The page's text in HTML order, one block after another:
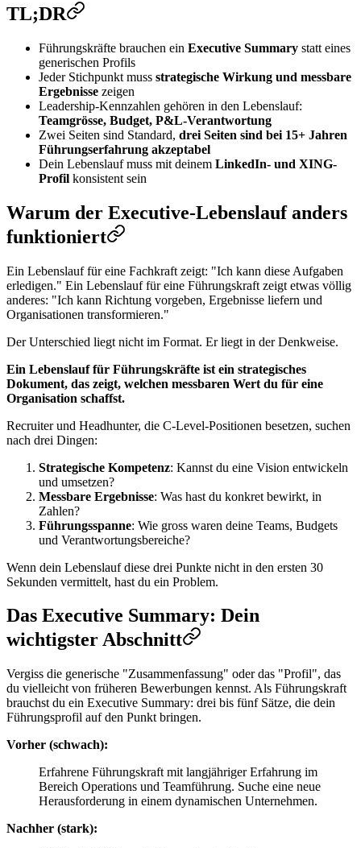
TL;DR
Führungskräfte brauchen ein Executive Summary statt eines
generischen Profils
Jeder Stichpunkt muss strategische Wirkung und messbare
Ergebnisse zeigen
Leadership-Kennzahlen gehören in den Lebenslauf:
Teamgrösse, Budget, P&L-Verantwortung
Zwei Seiten sind Standard, drei Seiten sind bei 15+ Jahren
Führungserfahrung akzeptabel
Dein Lebenslauf muss mit deinem LinkedIn- und XING-
Profil konsistent sein
Warum der Executive-Lebenslauf anders
funktioniert
Ein Lebenslauf für eine Fachkraft zeigt: "Ich kann diese Aufgaben
erledigen." Ein Lebenslauf für eine Führungskraft zeigt etwas völlig
anderes: "Ich kann Richtung vorgeben, Ergebnisse liefern und
Organisationen transformieren."
Der Unterschied liegt nicht im Format. Er liegt in der Denkweise.
Ein Lebenslauf für Führungskräfte ist ein strategisches
Dokument, das zeigt, welchen messbaren Wert du für eine
Organisation schaffst.
Recruiter und Headhunter, die C-Level-Positionen besetzen, suchen
nach drei Dingen:
Strategische Kompetenz: Kannst du eine Vision entwickeln
und umsetzen?
Messbare Ergebnisse: Was hast du konkret bewirkt, in
Zahlen?
Führungsspanne: Wie gross waren deine Teams, Budgets
und Verantwortungsbereiche?
Wenn dein Lebenslauf diese drei Punkte nicht in den ersten 30
Sekunden vermittelt, hast du ein Problem.
Das Executive Summary: Dein
wichtigster Abschnitt
Vergiss die generische "Zusammenfassung" oder das "Profil", das
du vielleicht von früheren Bewerbungen kennst. Als Führungskraft
brauchst du ein Executive Summary: drei bis fünf Sätze, die dein
Führungsprofil auf den Punkt bringen.
Vorher (schwach):
Erfahrene Führungskraft mit langjähriger Erfahrung im
Bereich Operations und Teamführung. Suche eine neue
Herausforderung in einem dynamischen Unternehmen.
Nachher (stark):